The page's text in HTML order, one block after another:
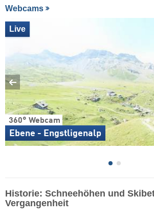
Webcams
360° Webcam
Ebene - Engstligenalp
Live
Historie: Schneehöhen und
Vergangenheit